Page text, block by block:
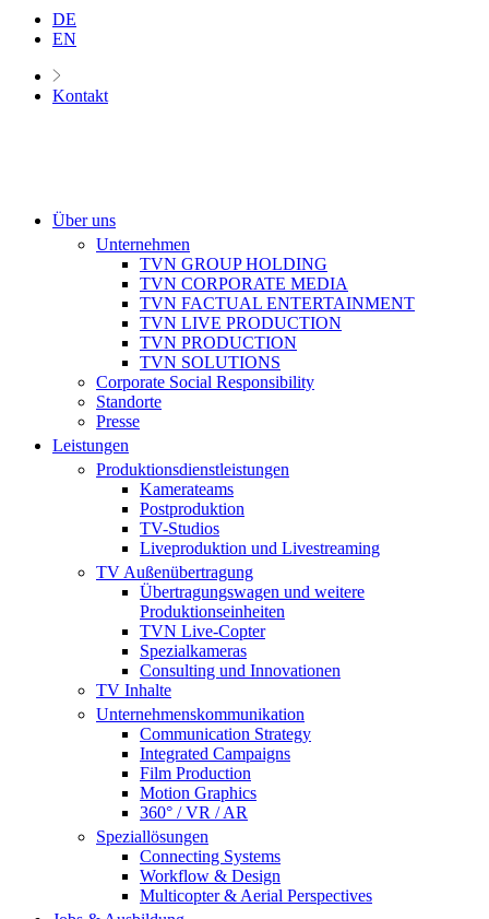
DE
EN
Kontakt
Über uns
Unternehmen
TVN GROUP HOLDING
TVN CORPORATE MEDIA
TVN FACTUAL ENTERTAINMENT
TVN LIVE PRODUCTION
TVN PRODUCTION
TVN SOLUTIONS
Corporate Social Responsibility
Standorte
Presse
Leistungen
Produktionsdienstleistungen
Kamerateams
Postproduktion
TV-Studios
Liveproduktion und Livestreaming
TV Außenübertragung
Übertragungswagen und weitere
Produktionseinheiten
TVN Live-Copter
Spezialkameras
Consulting und Innovationen
TV Inhalte
Unternehmenskommunikation
Communication Strategy
Integrated Campaigns
Film Production
Motion Graphics
360° / VR / AR
Speziallösungen
Connecting Systems
Workflow & Design
Multicopter & Aerial Perspectives